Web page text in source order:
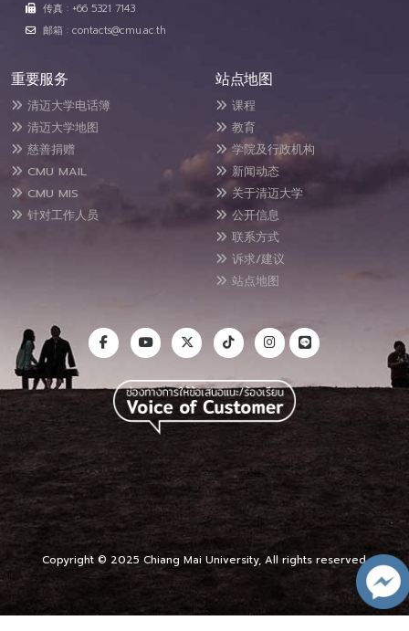
传真 : +66 5321 7143
邮箱 : contacts@cmu.ac.th
重要服务
清迈大学电话簿
清迈大学地图
慈善捐赠
CMU MAIL
CMU MIS
针对工作人员
站点地图
课程
教育
学院及行政机构
新闻动态
关于清迈大学
公开信息
联系方式
诉求/建议
站点地图
Copyright © 2025 Chiang Mai University, All rights reserved.